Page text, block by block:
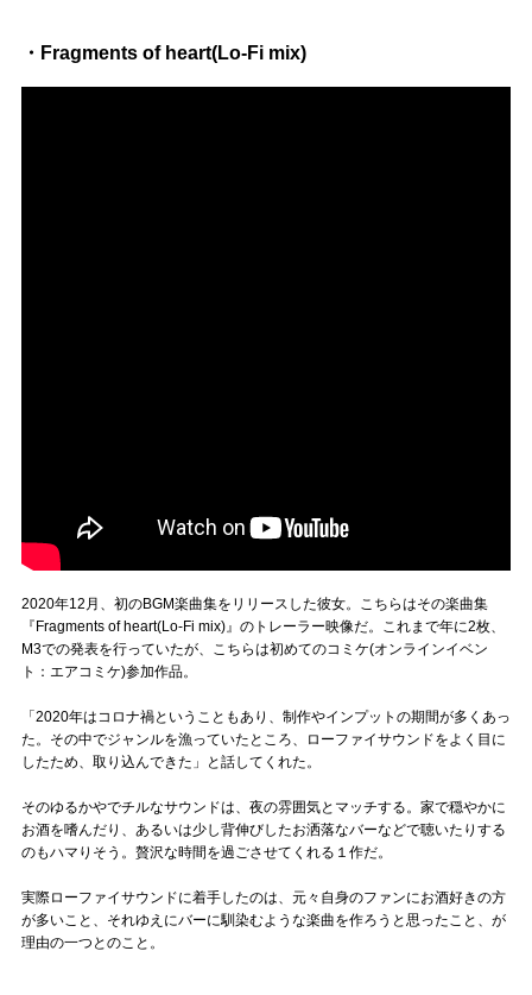
・Fragments of heart(Lo-Fi mix)
2020年12月、初のBGM楽曲集をリリースした彼女。こちらはその楽曲集
『Fragments of heart(Lo-Fi mix)』のトレーラー映像だ。これまで年に2枚、
M3での発表を行っていたが、こちらは初めてのコミケ(オンラインイベン
ト：エアコミケ)参加作品。
「2020年はコロナ禍ということもあり、制作やインプットの期間が多くあっ
た。その中でジャンルを漁っていたところ、ローファイサウンドをよく目に
したため、取り込んできた」と話してくれた。
そのゆるかやでチルなサウンドは、夜の雰囲気とマッチする。家で穏やかに
お酒を嗜んだり、あるいは少し背伸びしたお洒落なバーなどで聴いたりする
のもハマりそう。贅沢な時間を過ごさせてくれる１作だ。
実際ローファイサウンドに着手したのは、元々自身のファンにお酒好きの方
が多いこと、それゆえにバーに馴染むような楽曲を作ろうと思ったこと、が
理由の一つとのこと。